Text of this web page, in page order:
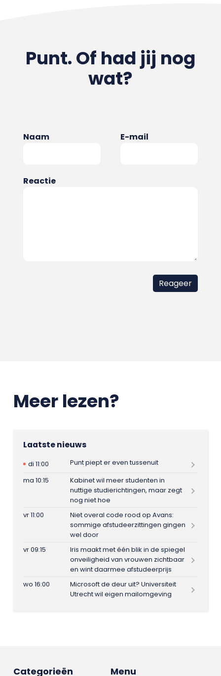
Punt. Of had jij nog
wat?
Naam E-mail
Reactie
Meer lezen?
Laatste nieuws
di 11:00
Punt piept er even tussenuit
ma 10:15
Kabinet wil meer studenten in
nuttige studierichtingen, maar zegt
nog niet hoe
vr 11:00
Niet overal code rood op Avans:
sommige afstudeerzittingen gingen
wel door
vr 09:15
Iris maakt met één blik in de spiegel
onveiligheid van vrouwen zichtbaar
en wint daarmee afstudeerprijs
wo 16:00
Microsoft de deur uit? Universiteit
Utrecht wil eigen mailomgeving
Menu
Categorieën